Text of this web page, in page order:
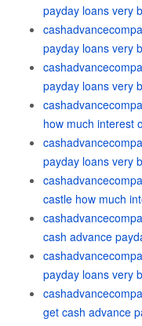
payday loans very
payday loans very
payday loans very
how much interest
payday loans very
castle how much
cash advance
payday loans very
get cash advance